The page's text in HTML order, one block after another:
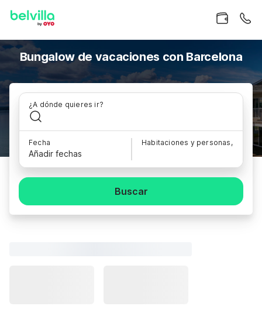
Bungalow de vacaciones con Barcelona
¿A dónde quieres ir?
Fecha
Añadir fechas
Habitaciones y personas,
Buscar